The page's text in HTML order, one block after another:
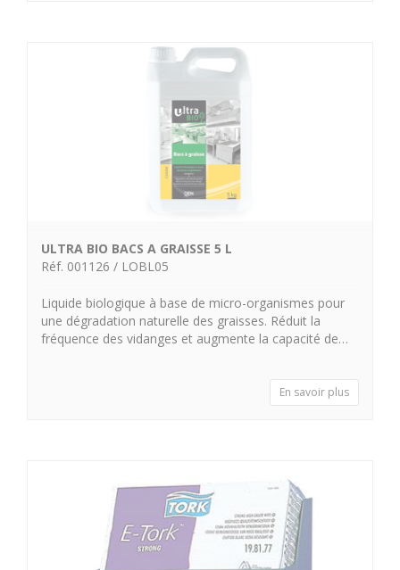
ULTRA BIO BACS A GRAISSE 5 L
Réf. 001126 / LOBL05
Liquide biologique à base de micro-organismes pour
une dégradation naturelle des graisses. Réduit la
fréquence des vidanges et augmente la capacité de…
En savoir plus